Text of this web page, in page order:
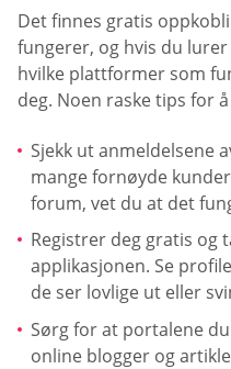
Det finnes gratis
fungerer, og hvis du
hvilke plattformer som
deg. Noen raske tips for
Sjekk ut anmeldelsene
mange fornøyde
forum, vet du at det
Registrer deg gratis og
applikasjonen. Se
de ser lovlige ut eller
Sørg for at portalene
online blogger og